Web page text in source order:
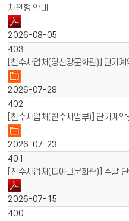
차전형 안내
2026-08-05
403
[친수사업처(영산강문화관)] 단기
2026-07-28
402
[친수사업처(친수사업부)] 단기계
2026-07-23
401
[친수사업처(디아크문화관)] 주말
2026-07-15
400